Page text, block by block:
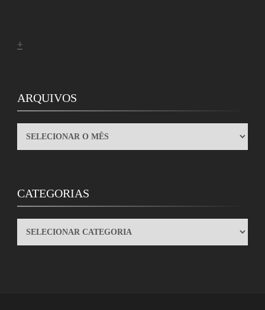
+
ARQUIVOS
ARQUIVOS
CATEGORIAS
CATEGORIAS